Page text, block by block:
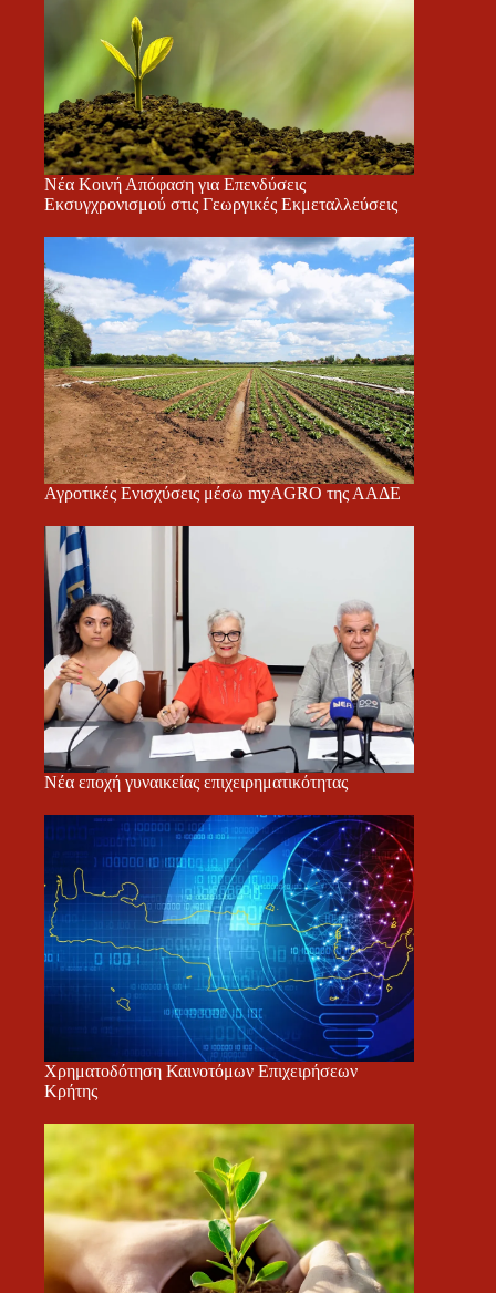
Νέα Κοινή Απόφαση για Επενδύσεις
Εκσυγχρονισμού στις Γεωργικές Εκμεταλλεύσεις
Αγροτικές Ενισχύσεις μέσω myAGRO της ΑΑΔΕ
Νέα εποχή γυναικείας επιχειρηματικότητας
Χρηματοδότηση Καινοτόμων Επιχειρήσεων
Κρήτης